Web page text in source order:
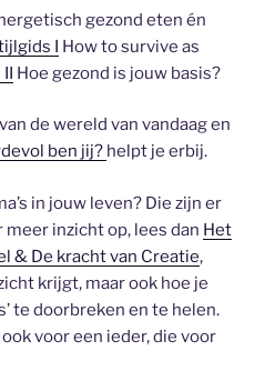
gezond eten én
I How to survive as
Hoe gezond is jouw basis?
de wereld van vandaag en
ben jij? helpt je erbij.
in jouw leven? Die zijn er
inzicht op, lees dan Het
& De kracht van Creatie,
krijgt, maar ook hoe je
te doorbreken en te helen.
voor een ieder, die voor